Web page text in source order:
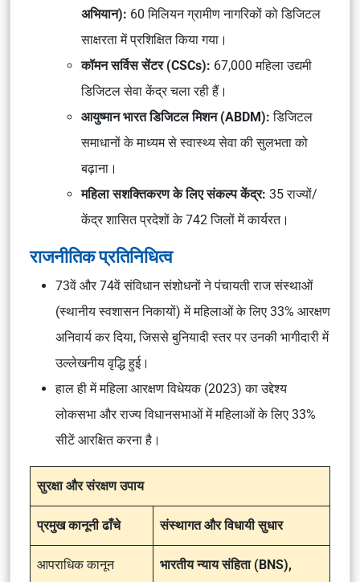
अभियान): 60 मिलियन ग्रामीण नागरिकों को डिजिटल
साक्षरता में प्रशिक्षित किया गया।
कॉमन सर्विस सेंटर (CSCs): 67,000 महिला उद्यमी
डिजिटल सेवा केंद्र चला रही हैं।
आयुष्मान भारत डिजिटल मिशन (ABDM):डिजिटल
समाधानों के माध्यम से स्वास्थ्य सेवा की सुलभता को
बढ़ाना।
महिला सशक्तिकरण के लिए संकल्प केंद्र: 35 राज्यों/
केंद्र शासित प्रदेशों के 742 जिलों में कार्यरत।
राजनीतिक प्रतिनिधित्व
73वें और 74वें संविधान संशोधनों ने पंचायती राज संस्थाओं
(स्थानीय स्वशासन निकायों) में महिलाओं के लिए 33% आरक्षण
अनिवार्य कर दिया, जिससे बुनियादी स्तर पर उनकी भागीदारी में
उल्लेखनीय वृद्धि हुई।
हाल ही में महिला आरक्षण विधेयक (2023) का उद्देश्य
लोकसभा और राज्य विधानसभाओं में महिलाओं के लिए 33%
सीटें आरक्षित करना है।
सुरक्षा और संरक्षण उपाय
प्रमुख कानूनी ढाँचे संस्थागत और विधायी सुधार
आपराधिक कानून
भारतीय न्याय संहिता (BNS),